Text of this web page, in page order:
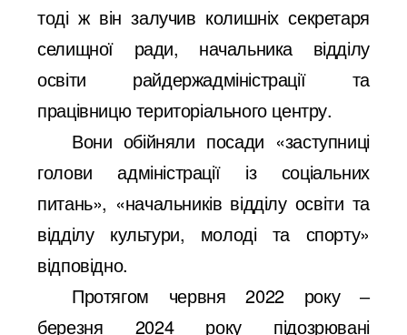
тоді ж він залучив колишніх секретаря
селищної ради, начальника відділу
освіти райдержадміністрації та
працівницю територіального центру.
Вони обійняли посади «заступниці
голови адміністрації із соціальних
питань», «начальників відділу освіти та
відділу культури, молоді та спорту»
відповідно.
Протягом червня 2022 року ‒
березня 2024 року підозрювані